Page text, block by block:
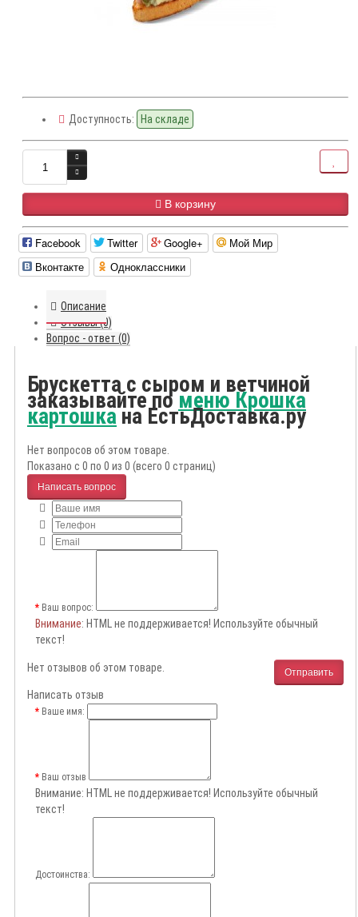
Доступность: На складе
В корзину
Facebook Twitter Google+
Мой Мир
Вконтакте
Одноклассники
Описание
Отзывы (0)
Вопрос - ответ (0)
Брускетта с сыром и ветчиной
заказывайте поменю Крошка
картошкана ЕстьДоставка.ру
Нет вопросов об этом товаре.
Показано с 0 по 0 из 0 (всего 0 страниц)
Написать вопрос
Ваш вопрос:
Внимание: HTML не поддерживается! Используйте обычный
текст!
Отправить
Нет отзывов об этом товаре.
Написать отзыв
Ваше имя:
Ваш отзыв
Внимание: HTML не поддерживается! Используйте обычный
текст!
Достоинства: